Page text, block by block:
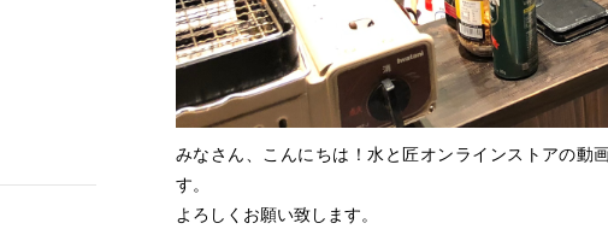
みなさん、こんにちは！水と匠オンラインストアの動
す。
よろしくお願い致します。